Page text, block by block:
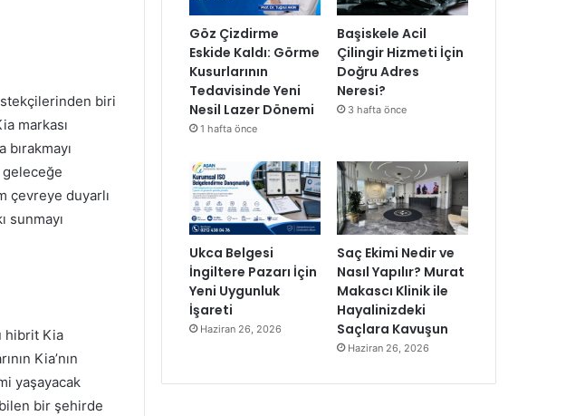
biri
markası
geleceğe
çevreye duyarlı
sunmayı
hibrit Kia
Kia’nın
yaşayacak
bir şehirde
Göz Çizdirme
Eskide Kaldı: Görme
Kusurlarının
Tedavisinde Yeni
Nesil Lazer Dönemi
1 hafta önce
Başiskele Acil
Çilingir Hizmeti İçin
Doğru Adres
Neresi?
3 hafta önce
Ukca Belgesi
İngiltere Pazarı İçin
Yeni Uygunluk
İşareti
Haziran 26, 2026
Saç Ekimi Nedir ve
Nasıl Yapılır? Murat
Makascı Klinik ile
Hayalinizdeki
Saçlara Kavuşun
Haziran 26, 2026